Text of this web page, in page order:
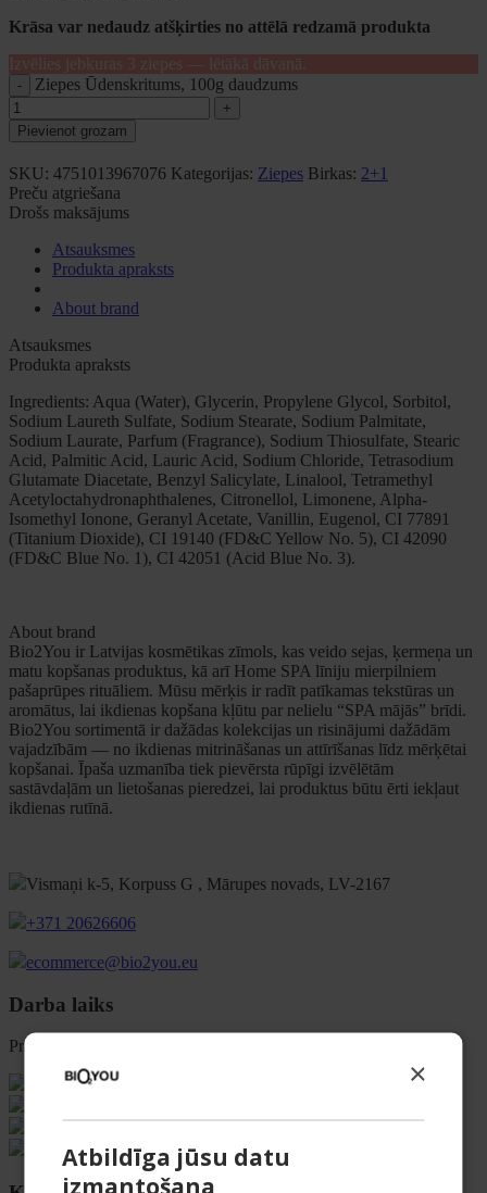
Krāsa var nedaudz atšķirties no attēlā redzamā produkta
Izvēlies jebkuras 3 ziepes — lētākā dāvanā.
Ziepes Ūdenskritums, 100g daudzums
Pievienot grozam
SKU: 4751013967076 Kategorijas: Ziepes Birkas: 2+1
Preču atgriešana
Drošs maksājums
Atsauksmes
Produkta apraksts
About brand
Atsauksmes
Produkta apraksts
Ingredients: Aqua (Water), Glycerin, Propylene Glycol, Sorbitol,
Sodium Laureth Sulfate, Sodium Stearate, Sodium Palmitate,
Sodium Laurate, Parfum (Fragrance), Sodium Thiosulfate, Stearic
Acid, Palmitic Acid, Lauric Acid, Sodium Chloride, Tetrasodium
Glutamate Diacetate, Benzyl Salicylate, Linalool, Tetramethyl
Acetyloctahydronaphthalenes, Citronellol, Limonene, Alpha-
Isomethyl Ionone, Geranyl Acetate, Vanillin, Eugenol, CI 77891
(Titanium Dioxide), CI 19140 (FD&C Yellow No. 5), CI 42090
(FD&C Blue No. 1), CI 42051 (Acid Blue No. 3).
About brand
Bio2You ir Latvijas kosmētikas zīmols, kas veido sejas, ķermeņa un
matu kopšanas produktus, kā arī Home SPA līniju mierpilniem
pašaprūpes rituāliem. Mūsu mērķis ir radīt patīkamas tekstūras un
aromātus, lai ikdienas kopšana kļūtu par nelielu “SPA mājās” brīdi.
Bio2You sortimentā ir dažādas kolekcijas un risinājumi dažādām
vajadzībām — no ikdienas mitrināšanas un attīrīšanas līdz mērķētai
kopšanai. Īpaša uzmanība tiek pievērsta rūpīgi izvēlētām
sastāvdaļām un lietošanas pieredzei, lai produktus būtu ērti iekļaut
ikdienas rutīnā.
Vismaņi k-5, Korpuss G , Mārupes novads, LV-2167
+371 20626606
ecommerce@bio2you.eu
Darba laiks
Pr. – Pt. 08:00 – 16:30
×
Atbildīga jūsu datu
izmantošana